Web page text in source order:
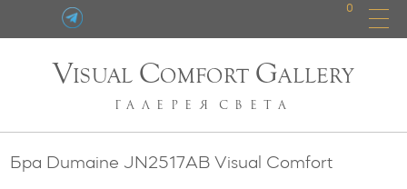
0
VISUAL COMFORT GALLERY
ГАЛЕРЕЯ СВЕТА
Бра Dumaine JN2517ABVisual Comfort